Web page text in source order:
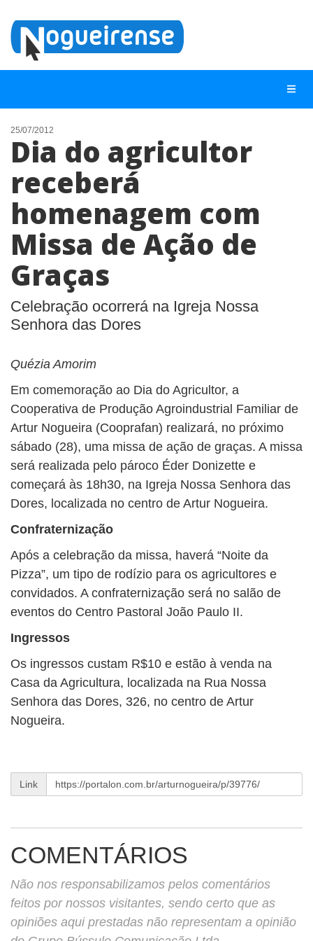
NOTÍCIAS
LISTA DIGITAL
TELEFONES ÚTEIS
QUEM SOMOS
CONTATO
ANUNCIE
25/07/2012
Dia do agricultor
receberá
homenagem com
Missa de Ação de
Graças
Celebração ocorrerá na Igreja Nossa
Senhora das Dores
Quézia Amorim
Em comemoração ao Dia do Agricultor, a
Cooperativa de Produção Agroindustrial Familiar de
Artur Nogueira (Cooprafan) realizará, no próximo
sábado (28), uma missa de ação de graças. A missa
será realizada pelo pároco Éder Donizette e
começará às 18h30, na Igreja Nossa Senhora das
Dores, localizada no centro de Artur Nogueira.
Confraternização
Após a celebração da missa, haverá “Noite da
Pizza”, um tipo de rodízio para os agricultores e
convidados. A confraternização será no salão de
eventos do Centro Pastoral João Paulo II.
Ingressos
Os ingressos custam R$10 e estão à venda na
Casa da Agricultura, localizada na Rua Nossa
Senhora das Dores, 326, no centro de Artur
Nogueira.
Link
COMENTÁRIOS
Não nos responsabilizamos pelos comentários
feitos por nossos visitantes, sendo certo que as
opiniões aqui prestadas não representam a opinião